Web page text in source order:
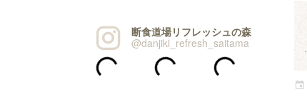
断食道場リフレッシュの森
@danjiki_refresh_saitama